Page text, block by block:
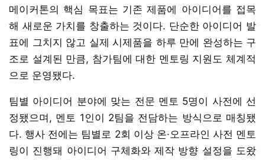
메이커톤의 핵심 목표는 기존 제품에 아이디어를 접목
해 새로운 가치를 창출하는 것이다. 단순한 아이디어 발
표에 그치지 않고 실제 시제품을 하루 만에 완성하는 구
조로 설계된 만큼, 참가팀에 대한 멘토링 지원도 체계적
으로 운영됐다.
팀별 아이디어 분야에 맞는 전문 멘토 5명이 사전에 선
정됐으며, 멘토 1인이 2팀을 전담하는 방식으로 매칭됐
다. 행사 전에는 팀별로 2회 이상 온·오프라인 사전 멘토
링이 진행돼 아이디어 구체화와 제작 방향 설정을 도왔